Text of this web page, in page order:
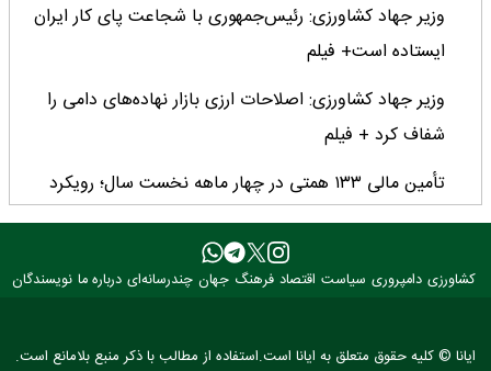
وزیر جهاد کشاورزی: رئیس‌جمهوری با شجاعت پای کار ایران
ایستاده است+ فیلم
وزیر جهاد کشاورزی: اصلاحات ارزی بازار نهاده‌های دامی را
شفاف کرد + فیلم
تأمین مالی ۱۳۳ همتی در چهار ماهه نخست سال؛ رویکرد
هدفمند بانک کشاورزی برای تضمین امنیت غذایی
فراخوان بین‌المللی فائو برای طراحی پوستر روز جهانی غذا
۳ عضو کمیسیون کشاورزی مجلس با وزیر جهاد کشاورزی
کشاورزی دامپروری سیاست اقتصاد فرهنگ جهان چندرسانه‌ای درباره ما نویسندگان
ایانا © کلیه حقوق متعلق به ایانا است.استفاده از مطالب با ذکر منبع بلامانع است.